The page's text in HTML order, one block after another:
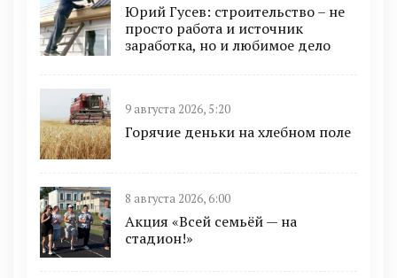
Юрий Гусев: строительство – не
просто работа и источник
заработка, но и любимое дело
9 августа 2026, 5:20
Горячие деньки на хлебном поле
8 августа 2026, 6:00
Акция «Всей семьёй — на
стадион!»